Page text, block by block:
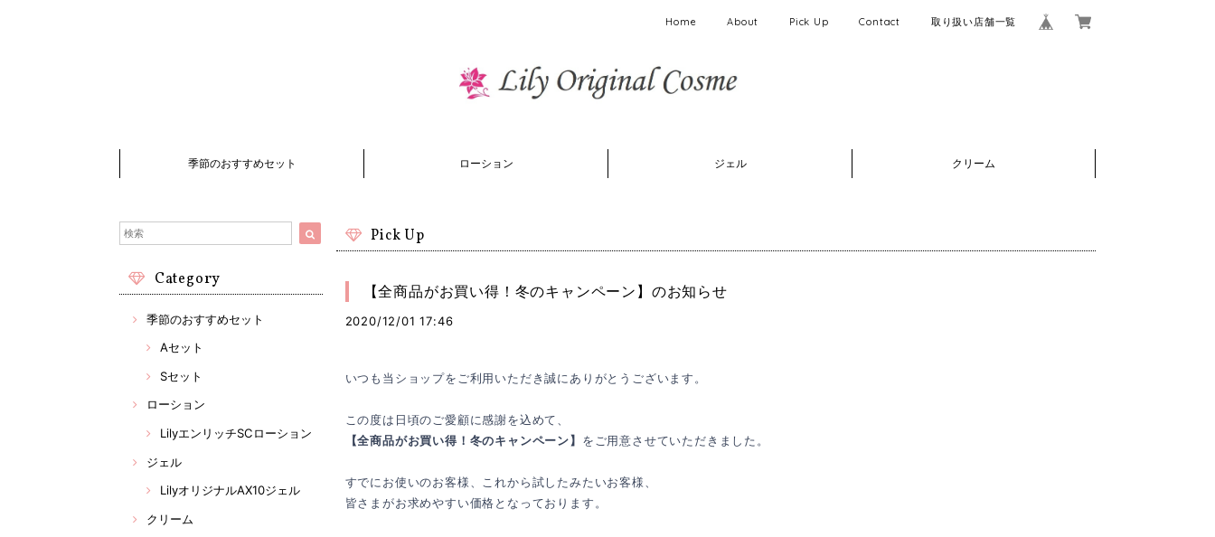
Home About Pick Up Contact 取り扱い店舗一覧
季節のおすすめセット ローション ジェル クリーム
Category
季節のおすすめセット
Aセット
Sセット
ローション
LilyエンリッチSCローション
ジェル
LilyオリジナルAX10ジェル
クリーム
Pick Up
【全商品がお買い得！冬のキャンペーン】のお知らせ
2020/12/01 17:46
いつも当ショップをご利用いただき誠にありがとうございます。
この度は日頃のご愛顧に感謝を込めて、
【全商品がお買い得！冬のキャンペーン】 をご用意させていただきました。
すでにお使いのお客様、これから試したみたいお客様、
皆さまがお求めやすい価格となっております。